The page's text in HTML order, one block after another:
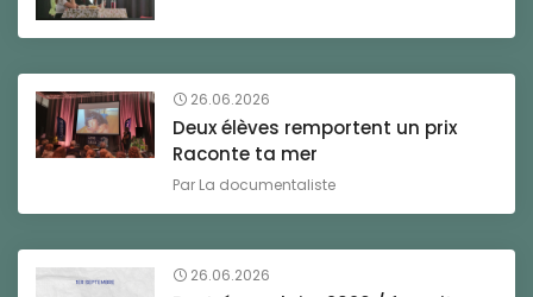
26.06.2026
Deux élèves remportent un prix
Raconte ta mer
Par La documentaliste
26.06.2026